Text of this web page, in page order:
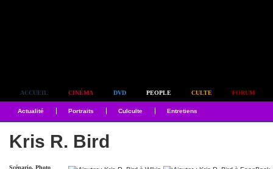
ACCUEIL CINÉMA DVD PEOPLE CULTE FORUM
Actualité Portraits Culculte Entretiens
Kris R. Bird
Scénario, Photo